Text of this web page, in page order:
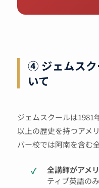
④ ジェムスク
いて
ジェムスクールは1981
以上の歴史を持つアメ
バー校では阿南を含む
全講師がアメ
ティブ英語のみ